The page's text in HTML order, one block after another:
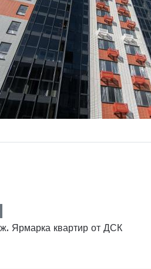
Ярмарка квартир от ДСК